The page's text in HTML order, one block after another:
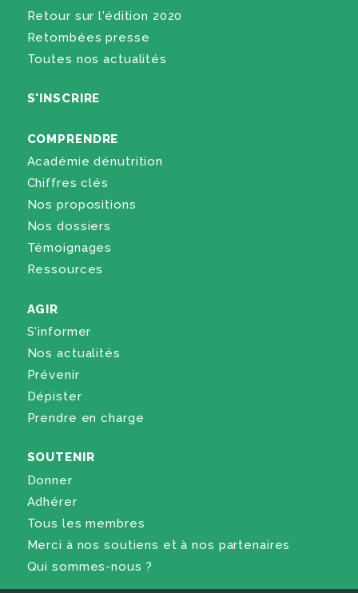
Retour sur l'édition 2020
Retombées presse
Toutes nos actualités
S'INSCRIRE
COMPRENDRE
Académie dénutrition
Chiffres clés
Nos propositions
Nos dossiers
Témoignages
Ressources
AGIR
S'informer
Nos actualités
Prévenir
Dépister
Prendre en charge
SOUTENIR
Donner
Adhérer
Tous les membres
Merci à nos soutiens et à nos partenaires
Qui sommes-nous ?